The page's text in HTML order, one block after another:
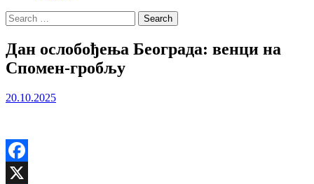
Search
for:
Дан ослобођења Београда: венци на
Спомен-гробљу
20.10.2025
Facebook